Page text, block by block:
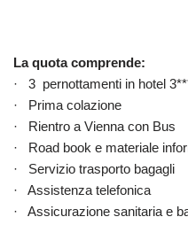
La quota comprende:
· 3 pernottamenti in hotel
· Prima colazione
· Rientro a Vienna con Bus
· Road book e materiale
· Servizio trasporto bagagli
· Assistenza telefonica
· Assicurazione sanitaria e